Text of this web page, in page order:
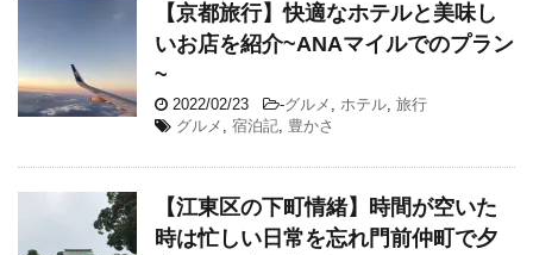
【京都旅行】快適なホテルと美味し
いお店を紹介~ANAマイルでのプラン
~
2022/02/23 -グルメ , ホテル, 旅行
グルメ , 宿泊記, 豊かさ
【江東区の下町情緒】時間が空いた
時は忙しい日常を忘れ門前仲町で夕